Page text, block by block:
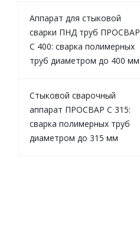
Аппарат для стыковой
сварки ПНД труб ПРОСВАР
С 400: сварка полимерных
труб диаметром до 400 мм
Стыковой сварочный
аппарат ПРОСВАР С 315:
сварка полимерных труб
диаметром до 315 мм